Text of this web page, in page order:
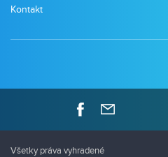
Kontakt
Všetky práva vyhradené